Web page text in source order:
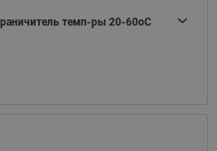
темп-ры 20-60оС